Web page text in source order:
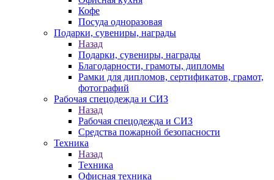
Кофе
Посуда одноразовая
Подарки, сувениры, награды
Назад
Подарки, сувениры, награды
Благодарности, грамоты, дипломы
Рамки для дипломов, сертификатов, грамот,
фотографий
Рабочая спецодежда и СИЗ
Назад
Рабочая спецодежда и СИЗ
Средства пожарной безопасности
Техника
Назад
Техника
Офисная техника